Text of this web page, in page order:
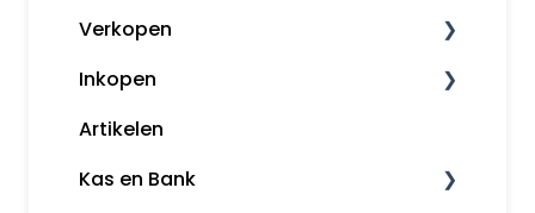
Verkopen
Factureren
Herinneringen en aanmaningen
Klanten
Inkopen
Leveranciers
Artikelen
Kas en Bank